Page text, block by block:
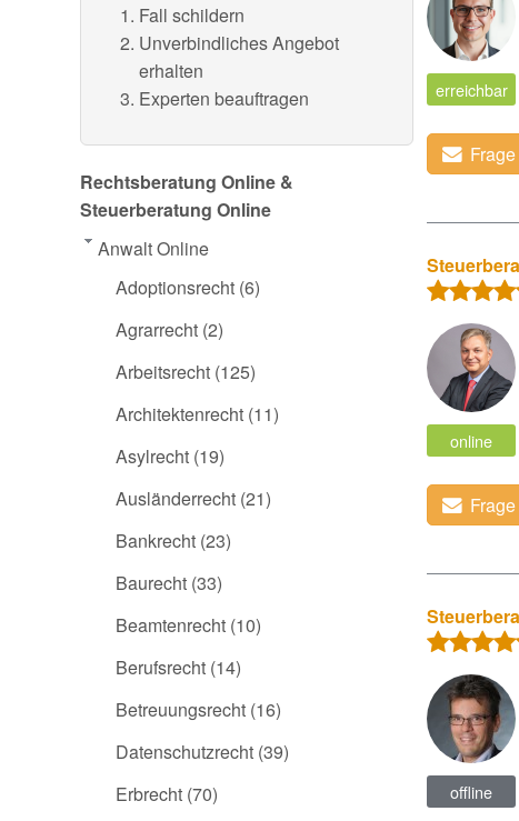
Fall schildern
Unverbindliches Angebot
erhalten
Experten beauftragen
Rechtsberatung Online &
Steuerberatung Online
Anwalt Online
Adoptionsrecht (6)
Agrarrecht (2)
Arbeitsrecht (125)
Architektenrecht (11)
Asylrecht (19)
Ausländerrecht (21)
Bankrecht (23)
Baurecht (33)
Beamtenrecht (10)
Berufsrecht (14)
Betreuungsrecht (16)
Datenschutzrecht (39)
Erbrecht (70)
erreichbar
online
offline